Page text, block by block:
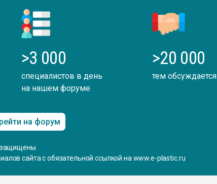
>3 000
специалистов в день
на нашем форуме
>20 000
тем обсуждается
на форум
защищены
сайта с обязательной ссылкой на www.e-plastic.ru